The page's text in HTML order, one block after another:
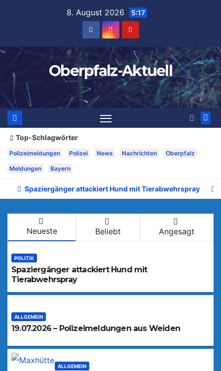
8. August 2026 5:17
Oberpfalz-Aktuell
Top-Schlagwörter
Polizeimeldungen Polizei News Nachrichten Oberpfalz
Meldungen Bayern
Spaziergänger attackiert Hund mit Tierabwehrspray
Neueste Beliebt Angesagt
POLITIK
Spaziergänger attackiert Hund mit
Tierabwehrspray
ALLGEMEIN
19.07.2026 – Polizeimeldungen aus Weiden
ALLGEMEIN